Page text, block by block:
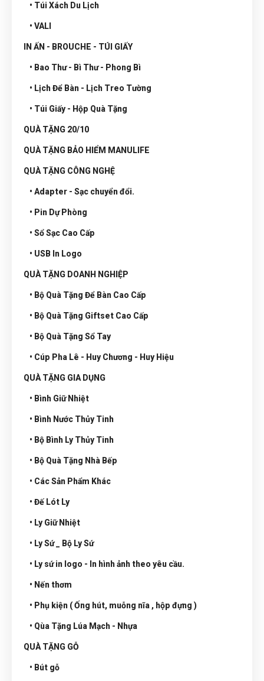
• Túi Xách Du Lịch
• VALI
IN ẤN - BROUCHE - TÚI GIẤY
• Bao Thư - Bì Thư - Phong Bì
• Lịch Để Bàn - Lịch Treo Tường
• Túi Giấy - Hộp Quà Tặng
QUÀ TẶNG 20/10
QUÀ TẶNG BẢO HIỂM MANULIFE
QUÀ TẶNG CÔNG NGHỆ
• Adapter - Sạc chuyển đổi.
• Pin Dự Phòng
• Sổ Sạc Cao Cấp
• USB In Logo
QUÀ TẶNG DOANH NGHIỆP
• Bộ Quà Tặng Để Bàn Cao Cấp
• Bộ Quà Tặng Giftset Cao Cấp
• Bộ Quà Tặng Sổ Tay
• Cúp Pha Lê - Huy Chương - Huy Hiệu
QUÀ TẶNG GIA DỤNG
• Bình Giữ Nhiệt
• Bình Nước Thủy Tinh
• Bộ Bình Ly Thủy Tinh
• Bộ Quà Tặng Nhà Bếp
• Các Sản Phẩm Khác
• Đế Lót Ly
• Ly Giữ Nhiệt
• Ly Sứ _ Bộ Ly Sứ
• Ly sứ in logo - In hình ảnh theo yêu cầu.
• Nến thơm
• Phụ kiện ( Ống hút, muỗng nĩa , hộp đựng )
• Qùa Tặng Lúa Mạch - Nhựa
QUÀ TẶNG GỖ
• Bút gỗ